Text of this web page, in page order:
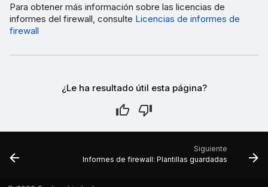
Para obtener más información sobre las licencias de
informes del firewall, consulte Licencias de informes de
firewall
¿Le ha resultado útil esta página?
Siguiente
Informes de firewall: Plantillas guardadas